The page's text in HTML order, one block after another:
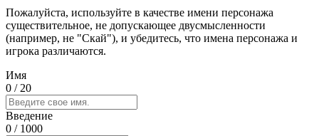
Пожалуйста, используйте в качестве имени персонажа
существительное, не допускающее двусмысленности
(например, не "Скай"), и убедитесь, что имена персонажа и
игрока различаются.
Имя
0 / 20
Введение
0 / 1000